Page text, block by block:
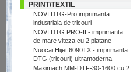
PRINT/TEXTIL
NOVI DTG-Pro imprimanta
industriala de tricouri
NOVI DTG PRO-II - imprimanta
de mare viteza cu 2 platane
Nuocai Hijet 6090TX - imprimanta
DTG (tricouri) ultramoderna
Maximach MM-DTF-30-1600 cu 2